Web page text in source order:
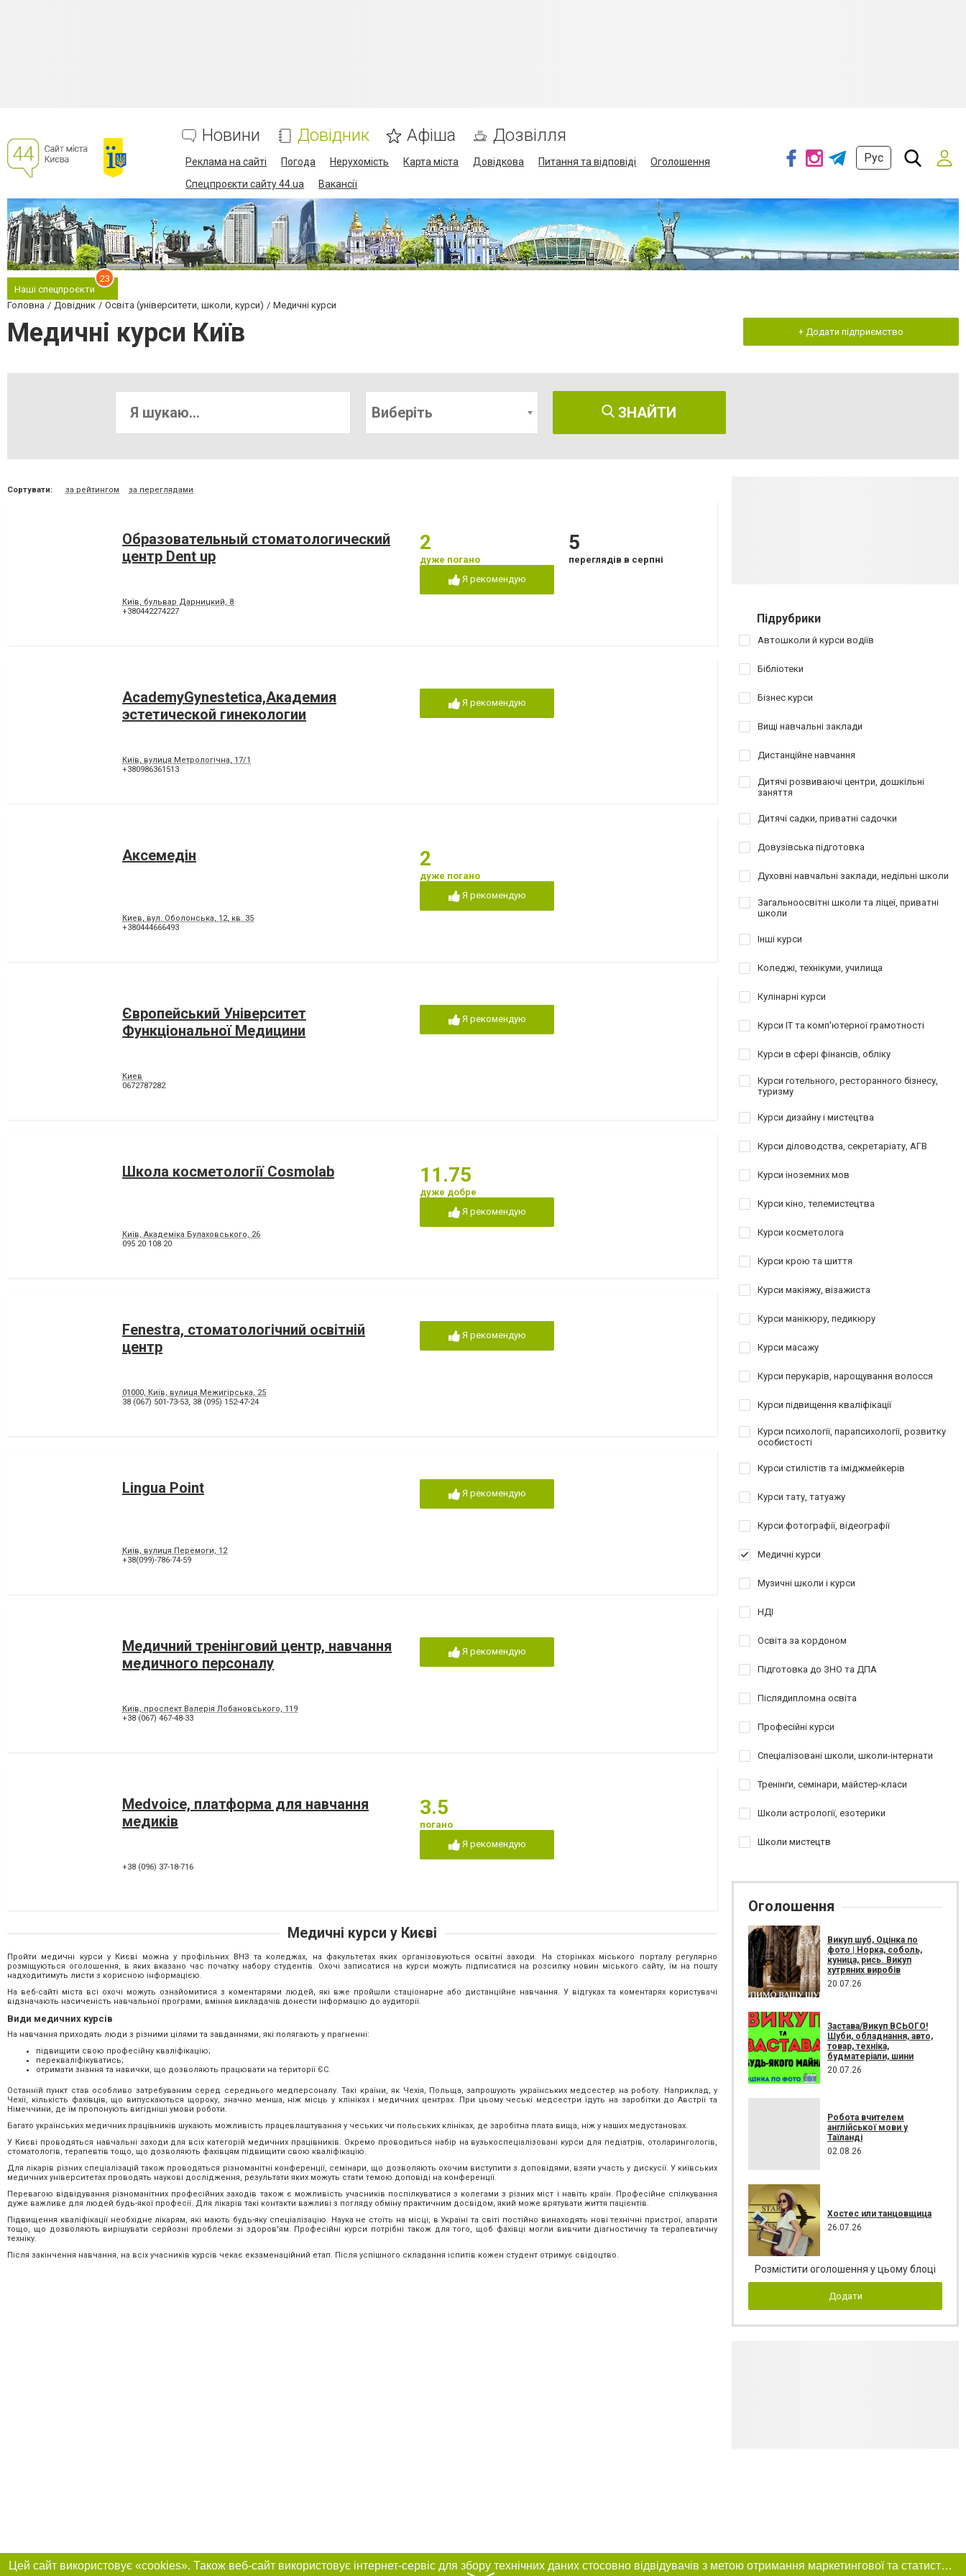
Новини Довідник Афіша Дозвілля
Реклама на сайті Погода Нерухомість Карта міста Довідкова Питання та відповіді
Оголошення
Спецпроєкти сайту 44.ua
Вакансії
Рус
Наші спецпроєкти
23
Головна Довідник Освіта (університети, школи, курси) Медичні курси
Медичні курси Київ + Додати підприємство
Виберіть ЗНАЙТИ
Сортувати: за рейтингом за переглядами
Образовательный стоматологический
центр Dent up
Київ, бульвар Дарницкий, 8
+380442274227
2
дуже погано
Я рекомендую
5
переглядів в серпні
AcademyGynestetica,Академия
эстетической гинекологии
Київ, вулиця Метрологічна, 17/1
+380986361513
Я рекомендую
Аксемедін
Киев, вул. Оболонська, 12, кв. 35
+380444666493
2
дуже погано
Я рекомендую
Європейський Університет
Функціональної Медицини
Киев
0672787282
Я рекомендую
Школа косметології Cosmolab
Київ, Академіка Булаховського, 26
095 20 108 20
11.75
дуже добре
Я рекомендую
Fenestra, стоматологічний освітній
центр
01000, Київ, вулиця Межигірська, 25
38 (067) 501-73-53, 38 (095) 152-47-24
Я рекомендую
Lingua Point
Київ, вулиця Перемоги, 12
+38(099)-786-74-59
Я рекомендую
Медичний тренінговий центр, навчання
медичного персоналу
Київ, проспект Валерія Лобановського, 119
+38 (067) 467-48-33
Я рекомендую
Medvoice, платформа для навчання
медиків
+38 (096) 37-18-716
3.5
погано
Я рекомендую
Медичні курси у Києві
Пройти медичні курси у Києві можна у профільних ВНЗ та коледжах, на факультетах яких організовуються освітні заходи. На сторінках міського порталу регулярно
розміщуються оголошення, в яких вказано час початку набору студентів. Охочі записатися на курси можуть підписатися на розсилку новин міського сайту, їм на пошту
надходитимуть листи з корисною інформацією.
На веб-сайті міста всі охочі можуть ознайомитися з коментарями людей, які вже пройшли стаціонарне або дистанційне навчання. У відгуках та коментарях користувачі
відзначають насиченість навчальної програми, вміння викладачів донести інформацію до аудиторії.
Види медичних курсів
На навчання приходять люди з різними цілями та завданнями, які полягають у прагненні:
підвищити свою професійну кваліфікацію;
перекваліфікуватись;
отримати знання та навички, що дозволяють працювати на території ЄС.
Останній пункт став особливо затребуваним серед середнього медперсоналу. Такі країни, як Чехія, Польща, запрошують українських медсестер на роботу. Наприклад, у
Чехії, кількість фахівців, що випускаються щороку, значно менша, ніж місць у клініках і медичних центрах. При цьому чеські медсестри їдуть на заробітки до Австрії та
Німеччини, де їм пропонують вигідніші умови роботи.
Багато українських медичних працівників шукають можливість працевлаштування у чеських чи польських клініках, де заробітна плата вища, ніж у наших медустановах.
У Києві проводяться навчальні заходи для всіх категорій медичних працівників. Окремо проводиться набір на вузькоспеціалізовані курси для педіатрів, отоларингологів,
стоматологів, терапевтів тощо, що дозволяють фахівцям підвищити свою кваліфікацію.
Для лікарів різних спеціалізацій також проводяться різноманітні конференції, семінари, що дозволяють охочим виступити з доповідями, взяти участь у дискусії. У київських
медичних університетах проводять наукові дослідження, результати яких можуть стати темою доповіді на конференції.
Перевагою відвідування різноманітних професійних заходів також є можливість учасників поспілкуватися з колегами з різних міст і навіть країн. Професійне спілкування
дуже важливе для людей будь-якої професії. Для лікарів такі контакти важливі з погляду обміну практичним досвідом, який може врятувати життя пацієнтів.
Підвищення кваліфікації необхідне лікарям, які мають будь-яку спеціалізацію. Наука не стоїть на місці, в Україні та світі постійно винаходять нові технічні пристрої, апарати
тощо, що дозволяють вирішувати серйозні проблеми зі здоров'ям. Професійні курси потрібні також для того, щоб фахівці могли вивчити діагностичну та терапевтичну
техніку.
Після закінчення навчання, на всіх учасників курсів чекає екзаменаційний етап. Після успішного складання іспитів кожен студент отримує свідоцтво.
Підрубрики
Автошколи й курси водіїв
Бібліотеки
Бізнес курси
Вищі навчальні заклади
Дистанційне навчання
Дитячі розвиваючі центри, дошкільні
заняття
Дитячі садки, приватні садочки
Довузівська підготовка
Духовні навчальні заклади, недільні школи
Загальноосвітні школи та ліцеї, приватні
школи
Інші курси
Коледжі, технікуми, училища
Кулінарні курси
Курси IT та комп'ютерної грамотності
Курси в сфері фінансів, обліку
Курси готельного, ресторанного бізнесу,
туризму
Курси дизайну і мистецтва
Курси діловодства, секретаріату, АГВ
Курси іноземних мов
Курси кіно, телемистецтва
Курси косметолога
Курси крою та шиття
Курси макіяжу, візажиста
Курси манікюру, педикюру
Курси масажу
Курси перукарів, нарощування волосся
Курси підвищення кваліфікації
Курси психології, парапсихології, розвитку
особистості
Курси стилістів та іміджмейкерів
Курси тату, татуажу
Курси фотографії, відеографії
Медичні курси
Музичні школи і курси
НДІ
Освіта за кордоном
Підготовка до ЗНО та ДПА
Післядипломна освіта
Професійні курси
Спеціалізовані школи, школи-інтернати
Тренінги, семінари, майстер-класи
Школи астрології, езотерики
Школи мистецтв
Оголошення
Викуп шуб, Оцінка по
фото | Норка, соболь,
куница, рись. Викуп
хутряних виробів
20.07.26
Застава/Викуп ВСЬОГО!
Шуби, обладнання, авто,
товар, техніка,
будматеріали, шини
20.07.26
Робота вчителем
англійської мови у
Таїланді
02.08.26
Хостес или танцовщица
26.07.26
Розмістити оголошення у цьому блоці
Додати
Цей сайт використовує «cookies». Також веб-сайт використовує інтернет-сервіс для збору технічних даних стосовно відвідувачів з метою отримання маркетингової та статистичної інформації. Умови обробки даних відвідувачів сайту див.